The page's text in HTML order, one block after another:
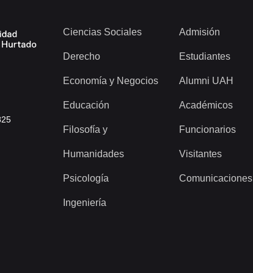
Ciencias Sociales
Derecho
Economía y Negocios
Educación
Filosofía y
Humanidades
Psicología
Ingeniería
Admisión
Estudiantes
Alumni UAH
Académicos
Funcionarios
Visitantes
Comunicaciones